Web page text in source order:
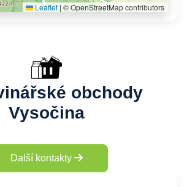
Leaflet | © OpenStreetMap contributors
obchody
Vysočina
Další kontakty